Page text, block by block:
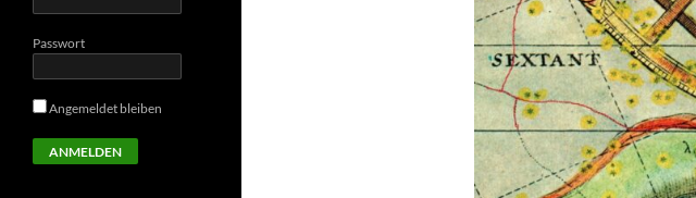
Passwort
Angemeldet bleiben